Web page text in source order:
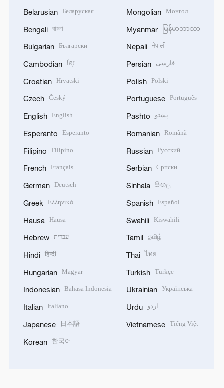
Belarusian Беларуская
Bengali বাংলা
Bulgarian Български
Cambodian ខ្មែរ
Croatian Hrvatski
Czech Český
English English
Esperanto Esperanto
Filipino Filipino
French Français
German Deutsch
Greek Ελληνικά
Hausa Hausa
Hebrew עברית
Hindi हिन्दी
Hungarian Magyar
Indonesian Bahasa Indonesia
Italian Italiano
Japanese 日本語
Korean 한국어
Mongolian Монгол
Myanmar မြန်မာဘာသာ
Nepali नेपाली
Persian فارسی
Polish Polski
Portuguese Português
Pashto پښتو
Romanian Română
Russian Русский
Serbian Српски
Sinhala සිංහල
Spanish Español
Swahili Kiswahili
Tamil தமிழ்
Thai ไทย
Turkish Türkçe
Ukrainian Українська
Urdu اردو
Vietnamese Tiếng Việt